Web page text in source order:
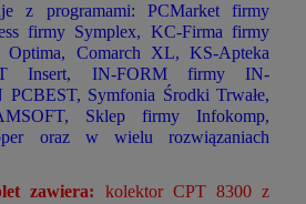
z programami: PCMarket firmy
firmy Symplex, KC-Firma firmy
Optima, Comarch XL, KS-Apteka
Insert, IN-FORM firmy IN-
Symfonia Środki Trwałe,
Sklep firmy Infokomp,
oraz w wielu rozwiązaniach
zawiera: kolektor CPT 8300 z